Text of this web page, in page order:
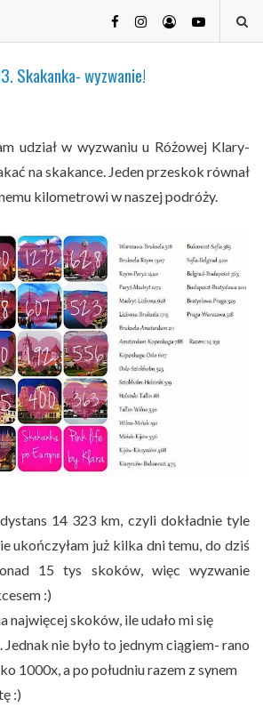
Skakanka- wyzwanie!
udział w wyzwaniu u Różowej Klary-
na skakance. Jeden przeskok równał
kilometrowi w naszej podróży.
14 323 km, czyli dokładnie tyle
ukończyłam już kilka dni temu, do dziś
15 tys skoków, więc wyzwanie
:)
najwięcej skoków, ile udało mi się
nie było to jednym ciągiem- rano
1000x, a po południu razem z synem
:)